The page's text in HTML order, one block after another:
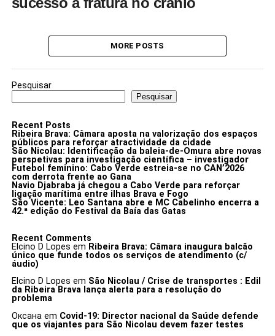
MORE POSTS
Pesquisar
Pesquisar
Recent Posts
Ribeira Brava: Câmara aposta na valorização dos espaços
públicos para reforçar atractividade da cidade
São Nicolau: Identificação da baleia-de-Omura abre novas
perspetivas para investigação científica – investigador
Futebol feminino: Cabo Verde estreia-se no CAN’2026
com derrota frente ao Gana
Navio Djabraba já chegou a Cabo Verde para reforçar
ligação marítima entre ilhas Brava e Fogo
São Vicente: Leo Santana abre e MC Cabelinho encerra a
42.ª edição do Festival da Baía das Gatas
Recent Comments
Elcino D Lopes em Ribeira Brava: Câmara inaugura balcão
único que funde todos os serviços de atendimento (c/
áudio)
Elcino D Lopes em São Nicolau / Crise de transportes : Edil
da Ribeira Brava lança alerta para a resolução do
problema
Оксанаem Covid-19: Director nacional da Saúde defende
que os viajantes para São Nicolau devem fazer testes